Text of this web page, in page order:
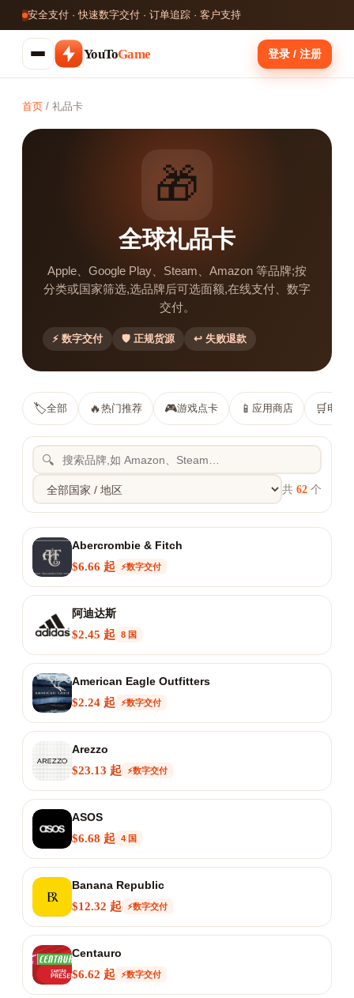
安全支付 · 快速数字交付 · 订单追踪 · 客户支持
YouToGame 登录 / 注册
首页 / 礼品卡
🎁
全球礼品卡
Apple、Google Play、Steam、Amazon 等品牌;按
分类或国家筛选,选品牌后可选面额,在线支付、数字
交付。
⚡ 数字交付 🛡 正规货源 ↩ 失败退款
🏷️全部 🔥热门推荐 🎮游戏点卡 📱 应用商店 🛒电商
🔍
共 62 个
Abercrombie & Fitch
$6.66 起
⚡数字交付
阿迪达斯
$2.45 起
8 国
American Eagle Outfitters
$2.24 起
⚡数字交付
Arezzo
$23.13 起
⚡数字交付
ASOS
$6.68 起
4 国
Banana Republic
$12.32 起
⚡数字交付
Centauro
$6.62 起
⚡数字交付